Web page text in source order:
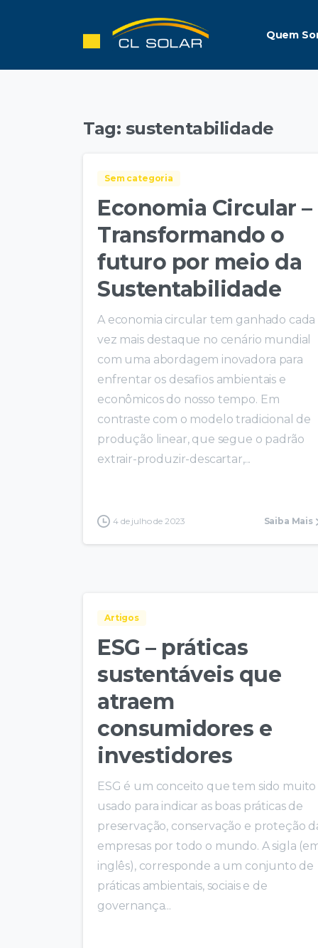
Quem
Tag: sustentabilidade
Sem categoria
Economia Circular –
Transformando o
futuro por meio da
Sustentabilidade
A economia circular tem ganhado cada
vez mais destaque no cenário mundial
com uma abordagem inovadora para
enfrentar os desafios ambientais e
econômicos do nosso tempo. Em
contraste com o modelo tradicional de
produção linear, que segue o padrão
extrair-produzir-descartar,...
4 de julho de 2023 Saiba Mais
Artigos
ESG – práticas
sustentáveis que
atraem
consumidores e
investidores
ESG é um conceito que tem sido muito
usado para indicar as boas práticas de
preservação, conservação e proteção
empresas por todo o mundo. A sigla
inglês), corresponde a um conjunto de
práticas ambientais, sociais e de
governança...